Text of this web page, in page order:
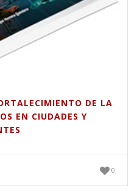
DE LA
EN CIUDADES Y
0